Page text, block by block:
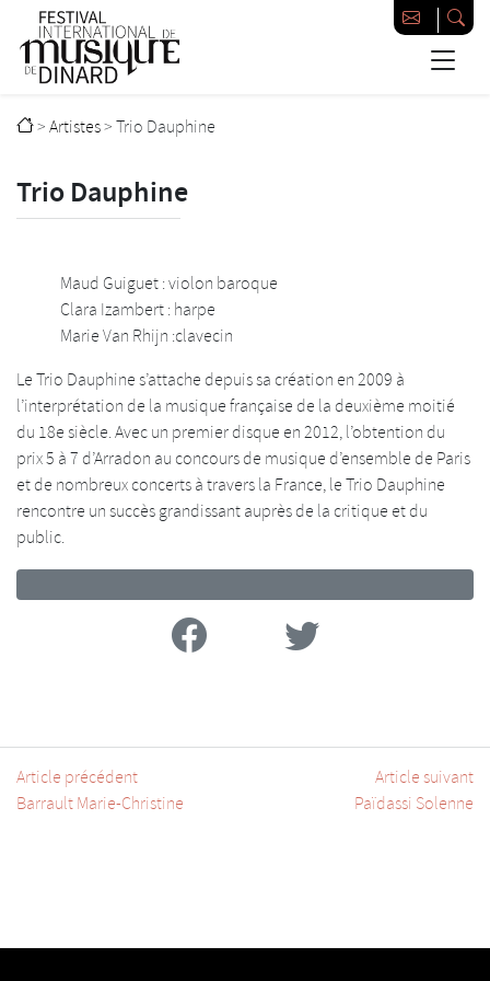
Passer au contenu principal
Festival international de musique de Dinard
>Artistes>Trio Dauphine
Trio Dauphine
Maud Guiguet : violon baroque
Clara Izambert : harpe
Marie Van Rhijn :clavecin
Le Trio Dauphine s’attache depuis sa création en 2009 à
l’interprétation de la musique française de la deuxième moitié
du 18e siècle. Avec un premier disque en 2012, l’obtention du
prix 5 à 7 d’Arradon au concours de musique d’ensemble de Paris
et de nombreux concerts à travers la France, le Trio Dauphine
rencontre un succès grandissant auprès de la critique et du
public.
FacebookTwitter
Article précédent
Barrault Marie-Christine
Article suivant
Païdassi Solenne